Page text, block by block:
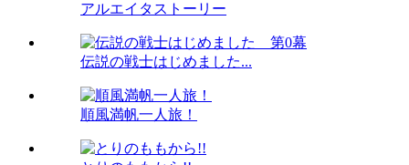
アルエイタストーリー
伝説の戦士はじめました...
順風満帆一人旅！